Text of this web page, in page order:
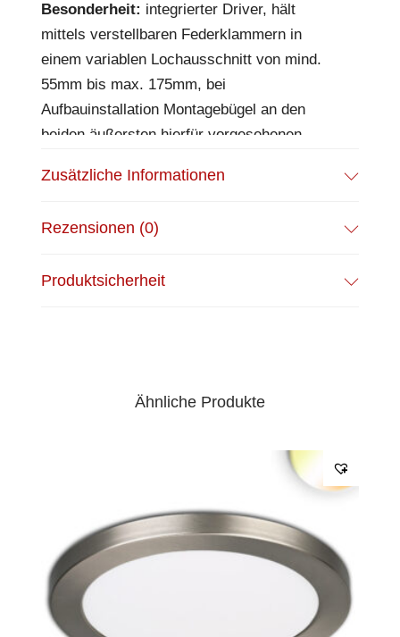
Besonderheit: integrierter Driver, hält
mittels verstellbaren Federklammern in
einem variablen Lochausschnitt von mind.
55mm bis max. 175mm, bei
Aufbauinstallation Montagebügel an den
beiden äußersten hierfür vorgesehenen
Weiterverkabelung nicht möglich, von
Zusätzliche Informationen
Rezensionen (0)
Produktsicherheit
Ähnliche Produkte